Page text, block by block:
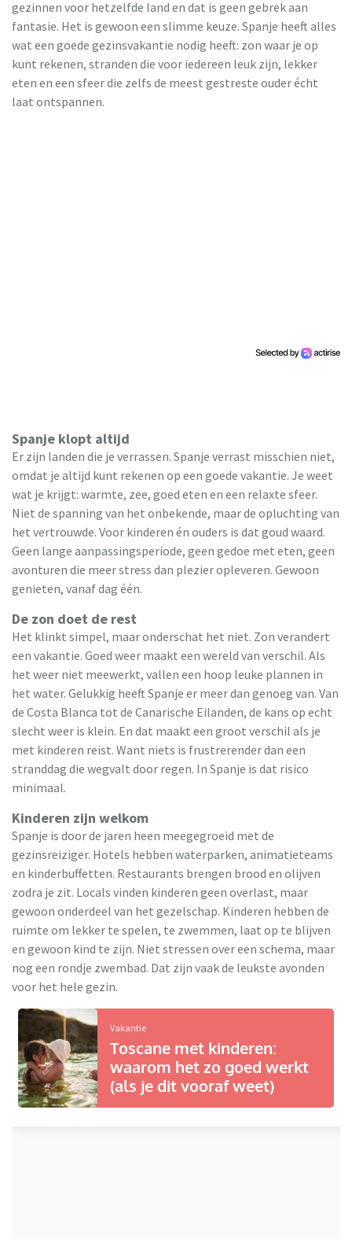
gezinnen voor hetzelfde land en dat is geen gebrek aan
fantasie. Het is gewoon een slimme keuze. Spanje heeft alles
wat een goede gezinsvakantie nodig heeft: zon waar je op
kunt rekenen, stranden die voor iedereen leuk zijn, lekker
eten en een sfeer die zelfs de meest gestreste ouder écht
laat ontspannen.
Spanje klopt altijd
Er zijn landen die je verrassen. Spanje verrast misschien niet,
omdat je altijd kunt rekenen op een goede vakantie. Je weet
wat je krijgt: warmte, zee, goed eten en een relaxte sfeer.
Niet de spanning van het onbekende, maar de opluchting van
het vertrouwde. Voor kinderen én ouders is dat goud waard.
Geen lange aanpassingsperiode, geen gedoe met eten, geen
avonturen die meer stress dan plezier opleveren. Gewoon
genieten, vanaf dag één.
De zon doet de rest
Het klinkt simpel, maar onderschat het niet. Zon verandert
een vakantie. Goed weer maakt een wereld van verschil. Als
het weer niet meewerkt, vallen een hoop leuke plannen in
het water. Gelukkig heeft Spanje er meer dan genoeg van. Van
de Costa Blanca tot de Canarische Eilanden, de kans op echt
slecht weer is klein. En dat maakt een groot verschil als je
met kinderen reist. Want niets is frustrerender dan een
stranddag die wegvalt door regen. In Spanje is dat risico
minimaal.
Kinderen zijn welkom
Spanje is door de jaren heen meegegroeid met de
gezinsreiziger. Hotels hebben waterparken, animatieteams
en kinderbuffetten. Restaurants brengen brood en olijven
zodra je zit. Locals vinden kinderen geen overlast, maar
gewoon onderdeel van het gezelschap. Kinderen hebben de
ruimte om lekker te spelen, te zwemmen, laat op te blijven
en gewoon kind te zijn. Niet stressen over een schema, maar
nog een rondje zwembad. Dat zijn vaak de leukste avonden
voor het hele gezin.
Vakantie
Toscane met kinderen:
waarom het zo goed werkt
(als je dit vooraf weet)